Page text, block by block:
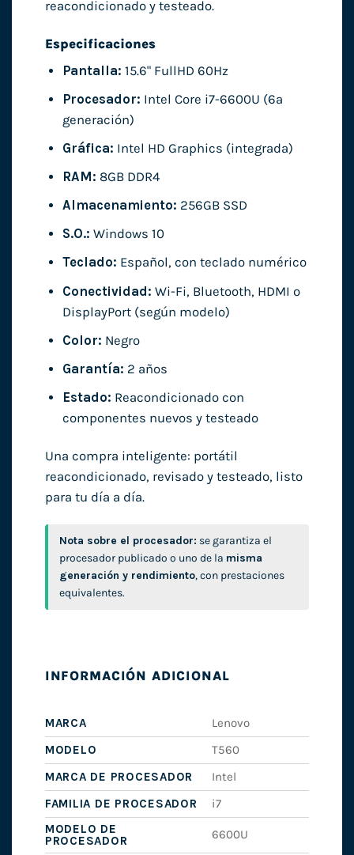
reacondicionado y testeado.
Especificaciones
Pantalla: 15.6" FullHD 60Hz
Procesador: Intel Core i7-6600U (6ª
generación)
Gráfica: Intel HD Graphics (integrada)
RAM: 8GB DDR4
Almacenamiento: 256GB SSD
S.O.: Windows 10
Teclado: Español, con teclado numérico
Conectividad: Wi-Fi, Bluetooth, HDMI o
DisplayPort (según modelo)
Color: Negro
Garantía: 2 años
Estado: Reacondicionado con
componentes nuevos y testeado
Una compra inteligente: portátil
reacondicionado, revisado y testeado, listo
para tu día a día.
Nota sobre el procesador: se garantiza el
procesador publicado o uno de la misma
generación y rendimiento, con prestaciones
equivalentes.
INFORMACIÓN ADICIONAL
MARCA
Lenovo
MODELO
T560
MARCA DE PROCESADOR
Intel
FAMILIA DE PROCESADOR
i7
MODELO DE
PROCESADOR
6600U